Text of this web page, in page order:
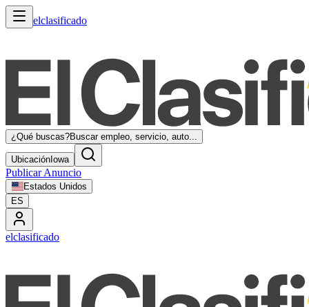
elclasificado
¿Qué buscas?Buscar empleo, servicio, auto...
Ubicación Iowa
Publicar Anuncio
Estados Unidos
ES
elclasificado